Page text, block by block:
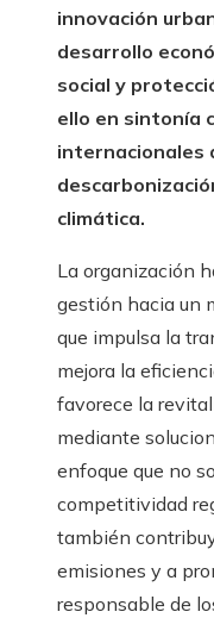
innovación
desarrollo
social y
ello en sintonía
internacionales
climática.
La organización
gestión hacia un
que impulsa la
mejora la
favorece la
mediante
enfoque que no
competitividad
también
emisiones y a
responsable de